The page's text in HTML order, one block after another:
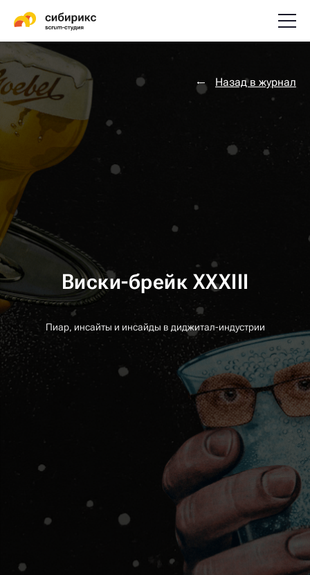
Назад в журнал
Виски-брейк XXXIII
Пиар, инсайты и инсайды в диджитал-индустрии